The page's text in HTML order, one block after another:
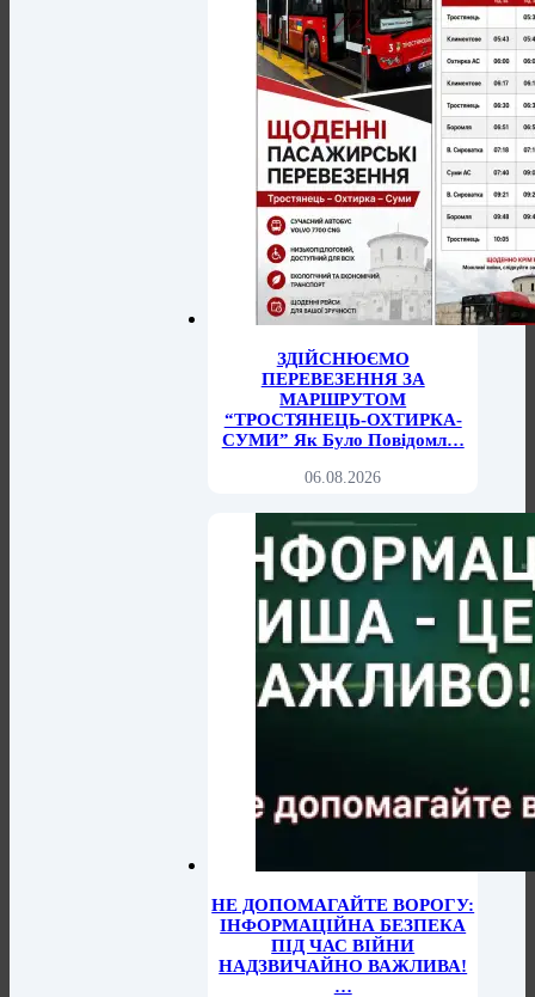
ЗДІЙСНЮЄМО
ПЕРЕВЕЗЕННЯ ЗА
МАРШРУТОМ
“ТРОСТЯНЕЦЬ-ОХТИРКА-
СУМИ” Як Було Повідомл…
06.08.2026
НЕ ДОПОМАГАЙТЕ ВОРОГУ:
ІНФОРМАЦІЙНА БЕЗПЕКА
ПІД ЧАС ВІЙНИ
НАДЗВИЧАЙНО ВАЖЛИВА!
…